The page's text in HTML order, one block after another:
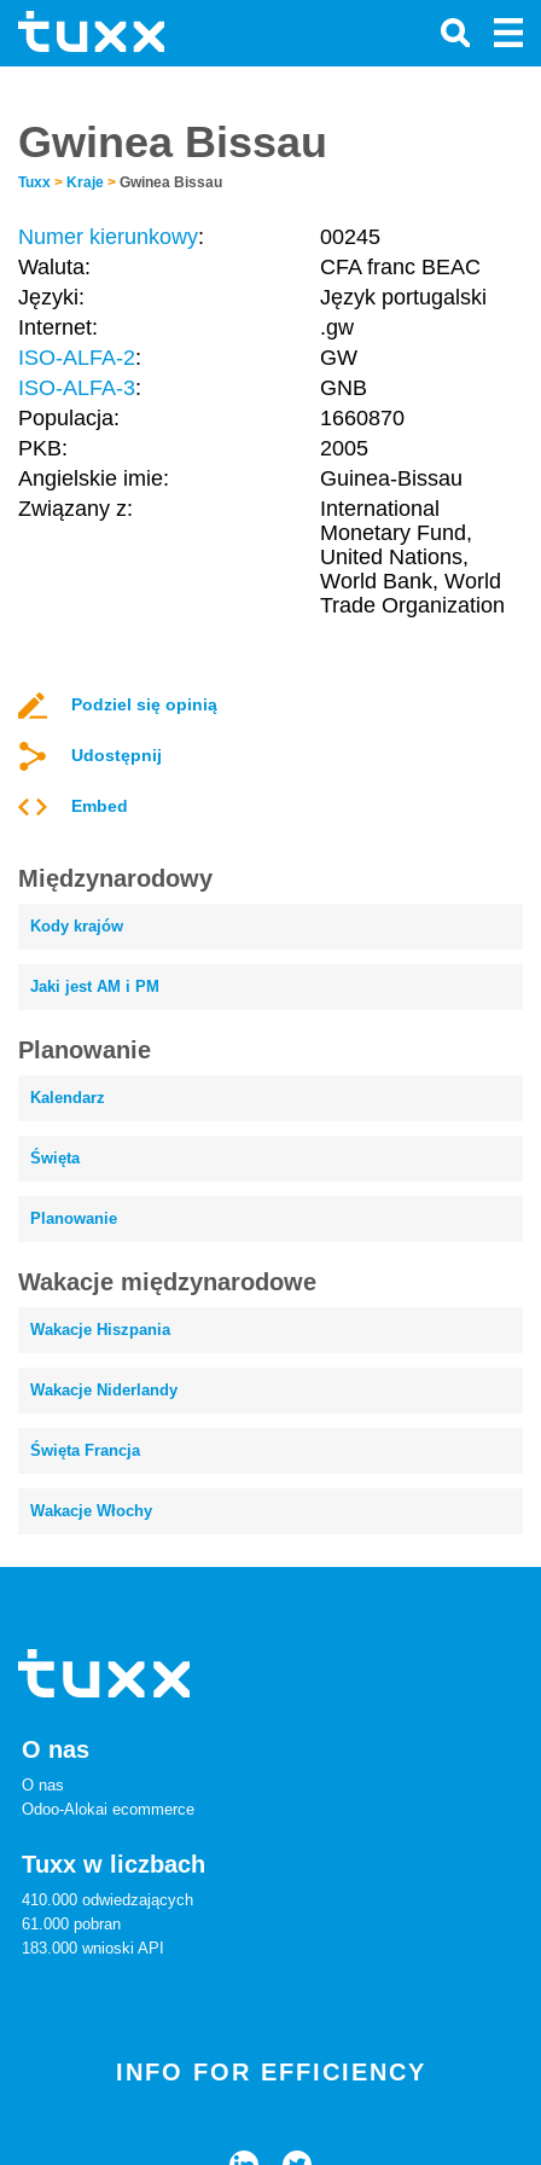
Gwinea Bissau
Tuxx > Kraje > Gwinea Bissau
Numer kierunkowy:
00245
Waluta:
CFA franc BEAC
Języki:
Język portugalski
Internet:
.gw
ISO-ALFA-2:
GW
ISO-ALFA-3:
GNB
Populacja:
1660870
PKB:
2005
Angielskie imie:
Guinea-Bissau
Związany z:
International
Monetary Fund,
United Nations,
World Bank, World
Trade Organization
Podziel się opinią
Udostępnij
Embed
Międzynarodowy
Kody krajów
Jaki jest AM i PM
Planowanie
Kalendarz
Święta
Planowanie
Wakacje międzynarodowe
Wakacje Hiszpania
Wakacje Niderlandy
Święta Francja
Wakacje Włochy
O nas
O nas
Odoo-Alokai ecommerce
Tuxx w liczbach
410.000 odwiedzających
61.000 pobran
183.000 wnioski API
INFO FOR EFFICIENCY